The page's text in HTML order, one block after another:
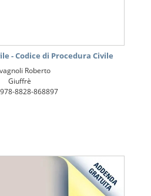
- Codice di Procedura Civile
Roberto
Giuffrè
8828-868897